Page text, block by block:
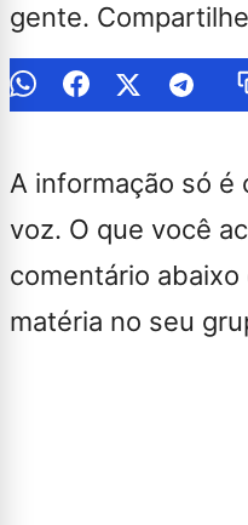
gente.
A informação só é
voz. O que você
comentário
matéria no seu